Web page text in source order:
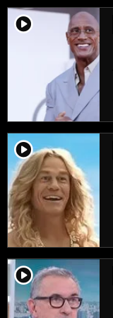
player2
player2
player2